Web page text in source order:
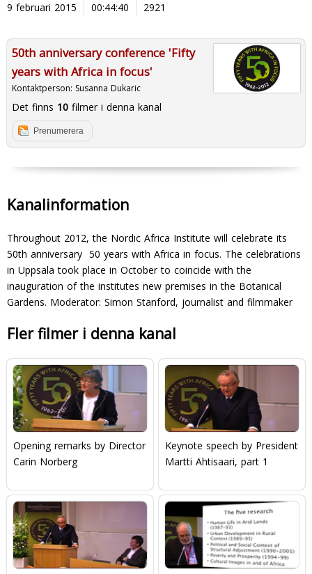
9 februari 2015
00:44:40
2921
50th anniversary conference 'Fifty
years with Africa in focus'
Kontaktperson: Susanna Dukaric
Det finns 10filmer i denna kanal
Prenumerera
Kanalinformation
Throughout 2012, the Nordic Africa Institute will celebrate its
50th anniversary  50 years with Africa in focus. The celebrations
in Uppsala took place in October to coincide with the
inauguration of the institutes new premises in the Botanical
Gardens. Moderator: Simon Stanford, journalist and filmmaker
Fler filmer i denna kanal
Opening remarks by Director
Carin Norberg
Keynote speech by President
Martti Ahtisaari, part 1